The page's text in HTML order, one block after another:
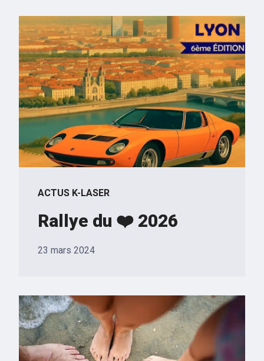
ACTUS K-LASER
Rallye du ❤️ 2026
23 mars 2024